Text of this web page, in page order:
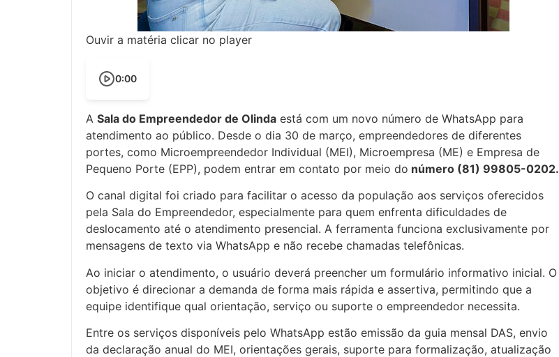
Ouvir a matéria clicar no player
0:00
A Sala do Empreendedor de Olinda está com um novo número de WhatsApp para
atendimento ao público. Desde o dia 30 de março, empreendedores de diferentes
portes, como Microempreendedor Individual (MEI), Microempresa (ME) e Empresa de
Pequeno Porte (EPP), podem entrar em contato por meio do número (81) 99805-0202.
O canal digital foi criado para facilitar o acesso da população aos serviços oferecidos
pela Sala do Empreendedor, especialmente para quem enfrenta dificuldades de
deslocamento até o atendimento presencial. A ferramenta funciona exclusivamente por
mensagens de texto via WhatsApp e não recebe chamadas telefônicas.
Ao iniciar o atendimento, o usuário deverá preencher um formulário informativo inicial. O
objetivo é direcionar a demanda de forma mais rápida e assertiva, permitindo que a
equipe identifique qual orientação, serviço ou suporte o empreendedor necessita.
Entre os serviços disponíveis pelo WhatsApp estão emissão da guia mensal DAS, envio
da declaração anual do MEI, orientações gerais, suporte para formalização, atualização